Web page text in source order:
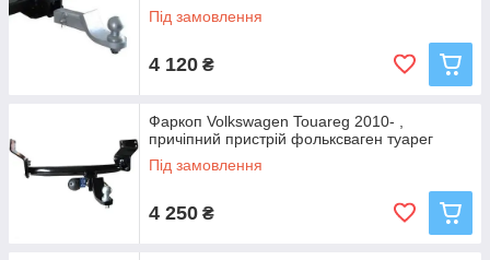
Під замовлення
4 120 ₴
Фаркоп Volkswagen Touareg 2010- ,
причіпний пристрій фольксваген туарег
Під замовлення
4 250 ₴